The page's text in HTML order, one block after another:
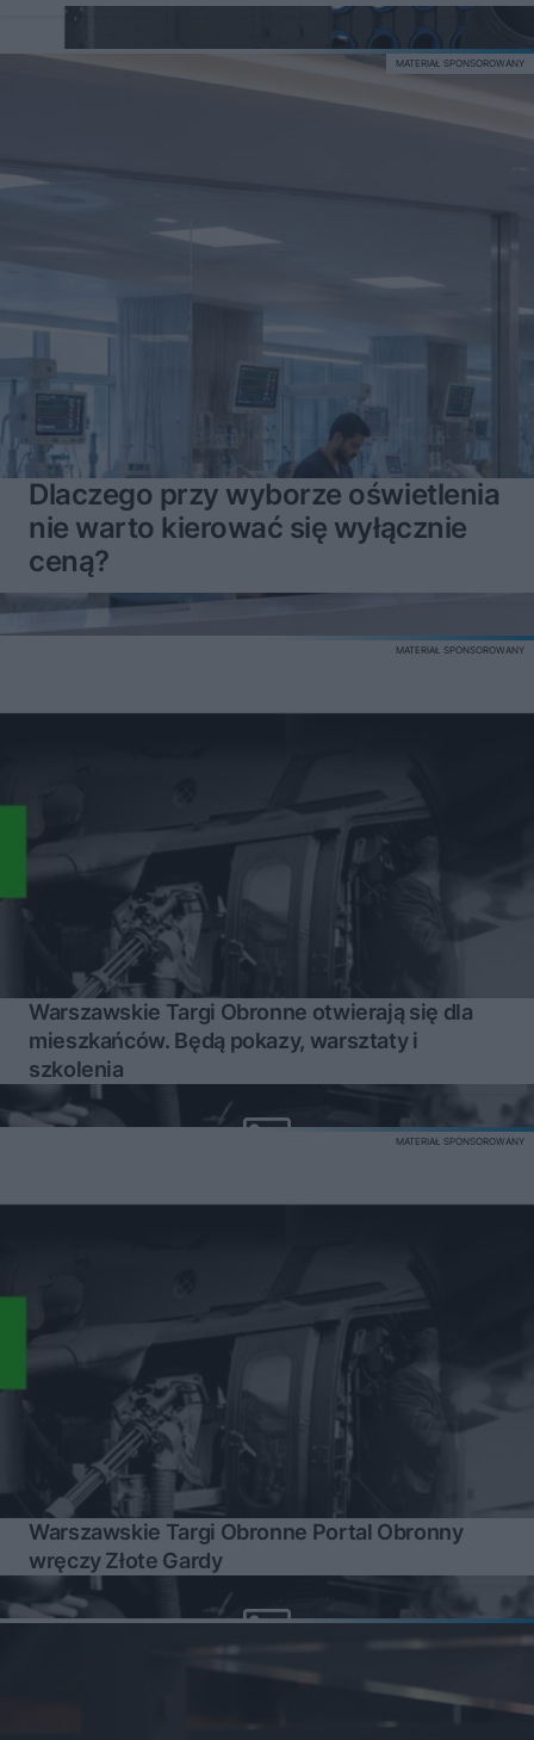
Dlaczego przy wyborze oświetlenia
nie warto kierować się wyłącznie
ceną?
MATERIAŁ SPONSOROWANY
Warszawskie Targi Obronne otwierają się dla
mieszkańców. Będą pokazy, warsztaty i
szkolenia
MATERIAŁ SPONSOROWANY
Warszawskie Targi Obronne Portal Obronny
wręczy Złote Gardy
MATERIAŁ SPONSOROWANY